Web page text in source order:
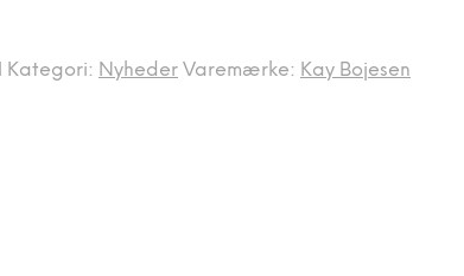
Kategori: Nyheder Varemærke: Kay Bojesen